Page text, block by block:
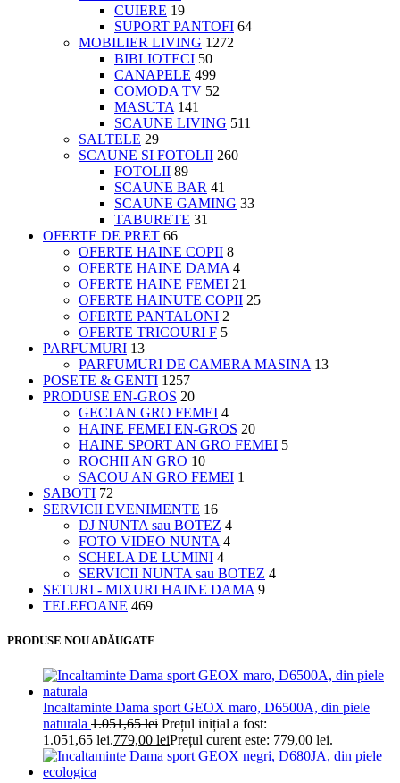
CUIERE 19
SUPORT PANTOFI 64
MOBILIER LIVING 1272
BIBLIOTECI 50
CANAPELE 499
COMODA TV 52
MASUTA 141
SCAUNE LIVING 511
SALTELE 29
SCAUNE SI FOTOLII 260
FOTOLII 89
SCAUNE BAR 41
SCAUNE GAMING 33
TABURETE 31
OFERTE DE PRET 66
OFERTE HAINE COPII 8
OFERTE HAINE DAMA 4
OFERTE HAINE FEMEI 21
OFERTE HAINUTE COPII 25
OFERTE PANTALONI 2
OFERTE TRICOURI F 5
PARFUMURI 13
PARFUMURI DE CAMERA MASINA 13
POSETE & GENTI 1257
PRODUSE EN-GROS 20
GECI AN GRO FEMEI 4
HAINE FEMEI EN-GROS 20
HAINE SPORT AN GRO FEMEI 5
ROCHII AN GRO 10
SACOU AN GRO FEMEI 1
SABOTI 72
SERVICII EVENIMENTE 16
DJ NUNTA sau BOTEZ 4
FOTO VIDEO NUNTA 4
SCHELA DE LUMINI 4
SERVICII NUNTA sau BOTEZ 4
SETURI - MIXURI HAINE DAMA 9
TELEFOANE 469
PRODUSE NOU ADĂUGATE
Incaltaminte Dama sport GEOX maro, D6500A, din piele
naturala 1.051,65lei Prețul inițial a fost:
1.051,65 lei.779,00 leiPrețul curent este: 779,00 lei.